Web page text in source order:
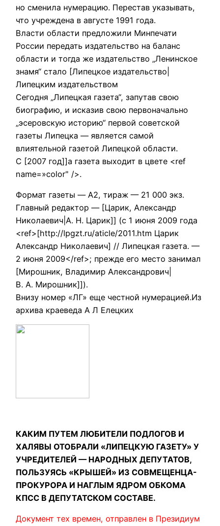
но сменила нумерацию. Перестав указывать,
что учреждена в августе 1991 года.
Власти области предложили Минпечати
России передать издательство на баланс
области и тогда же издательство „Ленинское
знамя“ стало [Липецкое издательство|
Липецким издательством
Сегодня „Липецкая газета“, запутав свою
биографию, и исказив свою первоначально
„эсеровскую историю“ первой советской
газеты Липецка — является самой
влиятельной газетой Липецкой области.
С [2007 год]]а газета выходит в цвете <ref
name=»color" />.
Формат газеты — A2, тираж — 21 000 экз.
Главный редактор — [Царик, Александр
Николаевич|А. Н. Царик]] (с 1 июня 2009 года
<ref>[http://lpgzt.ru/aticle/2011.htm Царик
Александр Николаевич] // Липецкая газета. —
2 июня 2009</ref>; прежде его место занимал
[Мирошник, Владимир Александрович|
В. А. Мирошник]]).
Внизу номер «ЛГ» еще честной нумерацией.Из
архива краеведа А Л Елецких
КАКИМ ПУТЕМ ЛЮБИТЕЛИ ПОДЛОГОВ И
ХАЛЯВЫ ОТОБРАЛИ «ЛИПЕЦКУЮ ГАЗЕТУ» У
УЧРЕДИТЕЛЕЙ — НАРОДНЫХ ДЕПУТАТОВ,
ПОЛЬЗУЯСЬ «КРЫШЕЙ» ИЗ СОВМЕЩЕНЦА-
ПРОКУРОРА И НАГЛЫМ ЯДРОМ ОБКОМА
КПСС В ДЕПУТАТСКОМ СОСТАВЕ.
Документ тех времен, отправлен в Президиум